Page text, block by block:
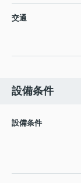
交通
設備条件
設備条件